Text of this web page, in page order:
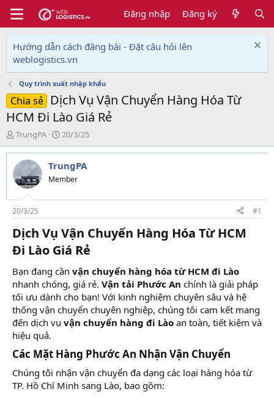
Đăng nhập Đăng ký
Hướng dẫn cách đăng bài - Đặt câu hỏi lên
weblogistics.vn
Quy trình xuất nhập khẩu
Chia sẻ
Dịch Vụ Vận Chuyển Hàng Hóa Từ
HCM Đi Lào Giá Rẻ
T
h
r
e
a
d
s
t
a
r
t
e
TrungPA
N
g
à
y
g
i
20/3/25
TrungPA
Member
20/3/25 #1
Dịch Vụ Vận Chuyển Hàng Hóa Từ HCM
Đi Lào Giá Rẻ​
Bạn đang cần vận chuyển hàng hóa từ HCM đi Lào
nhanh chóng, giá rẻ. Vận tải Phước An chính là giải pháp
tối ưu dành cho bạn! Với kinh nghiệm chuyên sâu và hệ
thống vận chuyển chuyên nghiệp, chúng tôi cam kết mang
đến dịch vụ vận chuyển hàng đi Lào an toàn, tiết kiệm và
hiệu quả.
Các Mặt Hàng Phước An Nhận Vận Chuyển​
Chúng tôi nhận vận chuyển đa dạng các loại hàng hóa từ
TP. Hồ Chí Minh sang Lào, bao gồm: